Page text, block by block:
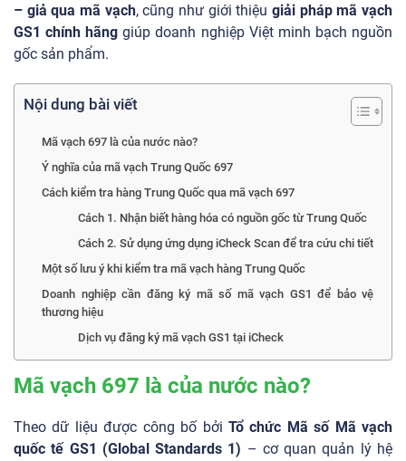
– giả qua mã vạch, cũng như giới thiệugiải pháp mã vạch
GS1 chính hãng giúp doanh nghiệp Việt minh bạch nguồn
gốc sản phẩm.
Nội dung bài viết
Mã vạch 697 là của nước nào?
Ý nghĩa của mã vạch Trung Quốc 697
Cách kiểm tra hàng Trung Quốc qua mã vạch 697
Cách 1. Nhận biết hàng hóa có nguồn gốc từ Trung Quốc
Cách 2. Sử dụng ứng dụng iCheck Scan để tra cứu chi tiết
Một số lưu ý khi kiểm tra mã vạch hàng Trung Quốc
Doanh nghiệp cần đăng ký mã số mã vạch GS1 để bảo vệ
thương hiệu
Dịch vụ đăng ký mã vạch GS1 tại iCheck
Mã vạch 697 là của nước nào?
Theo dữ liệu được công bố bởi Tổ chức Mã số Mã vạch
quốc tế GS1 (Global Standards 1) – cơ quan quản lý hệ